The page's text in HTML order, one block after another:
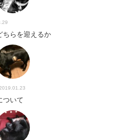
らを迎えるか
ついて